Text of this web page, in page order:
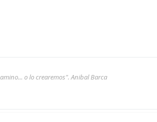
o lo crearemos". Anibal Barca